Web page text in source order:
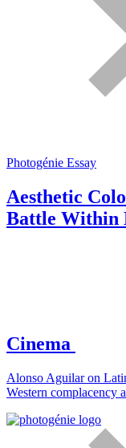
Photogénie Essay
Aesthetic
Battle Within
Cinema
Alonso Aguilar on
Western complacency